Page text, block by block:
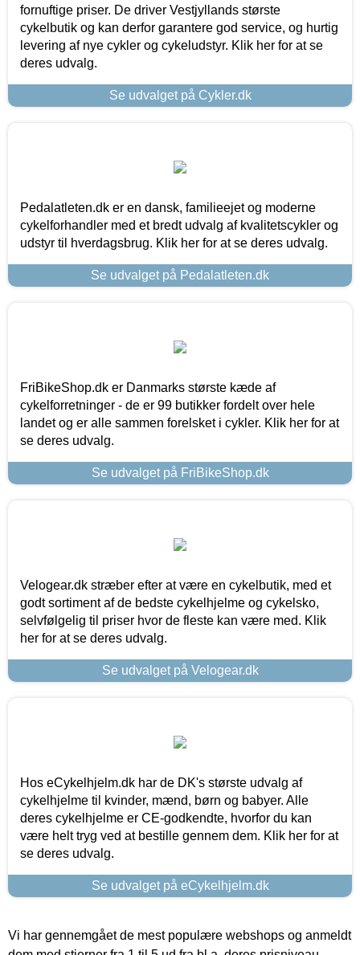
fornuftige priser. De driver Vestjyllands største
cykelbutik og kan derfor garantere god service, og hurtig
levering af nye cykler og cykeludstyr. Klik her for at se
deres udvalg.
Se udvalget på Cykler.dk
Pedalatleten.dk er en dansk, familieejet og moderne
cykelforhandler med et bredt udvalg af kvalitetscykler og
udstyr til hverdagsbrug. Klik her for at se deres udvalg.
Se udvalget på Pedalatleten.dk
FriBikeShop.dk er Danmarks største kæde af
cykelforretninger - de er 99 butikker fordelt over hele
landet og er alle sammen forelsket i cykler. Klik her for at
se deres udvalg.
Se udvalget på FriBikeShop.dk
Velogear.dk stræber efter at være en cykelbutik, med et
godt sortiment af de bedste cykelhjelme og cykelsko,
selvfølgelig til priser hvor de fleste kan være med. Klik
her for at se deres udvalg.
Se udvalget på Velogear.dk
Hos eCykelhjelm.dk har de DK's største udvalg af
cykelhjelme til kvinder, mænd, børn og babyer. Alle
deres cykelhjelme er CE-godkendte, hvorfor du kan
være helt tryg ved at bestille gennem dem. Klik her for at
se deres udvalg.
Se udvalget på eCykelhjelm.dk
Vi har gennemgået de mest populære webshops og anmeldt